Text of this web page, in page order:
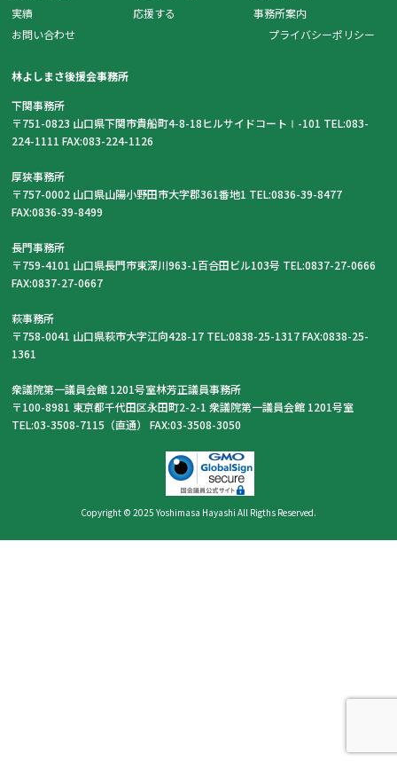
実績
応援する
事務所案内
お問い合わせ
プライバシーポリシー
Copyright © 2025 Yoshimasa Hayashi All Rigths Reserved.
林よしまさ後援会事務所
下関事務所
〒751-0823 山口県下関市貴船町4-8-18ヒルサイドコートⅠ-101 TEL:083-
224-1111 FAX:083-224-1126
厚狭事務所
〒757-0002 山口県山陽小野田市大字郡361番地1 TEL:0836-39-8477
FAX:0836-39-8499
長門事務所
〒759-4101 山口県長門市東深川963-1百合田ビル103号 TEL:0837-27-0666
FAX:0837-27-0667
萩事務所
〒758-0041 山口県萩市大字江向428-17 TEL:0838-25-1317 FAX:0838-25-
1361
衆議院第一議員会館 1201号室林芳正議員事務所
〒100-8981 東京都千代田区永田町2-2-1 衆議院第一議員会館 1201号室
TEL:03-3508-7115（直通） FAX:03-3508-3050